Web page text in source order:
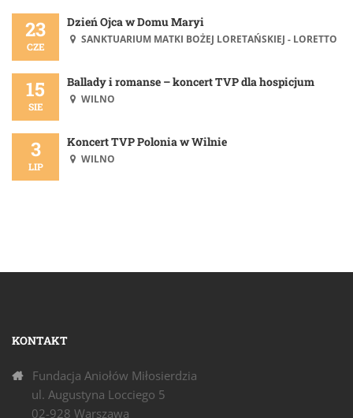
23
CZE
Dzień Ojca w Domu Maryi
SANKTUARIUM MATKI BOŻEJ LORETAŃSKIEJ - LORETTO
15
SIE
Ballady i romanse – koncert TVP dla hospicjum
WILNO
3
LIP
Koncert TVP Polonia w Wilnie
WILNO
KONTAKT
Fundacja Aniołów Miłosierdzia
ul. Augustyna Locciego 5
02-928 Warszawa